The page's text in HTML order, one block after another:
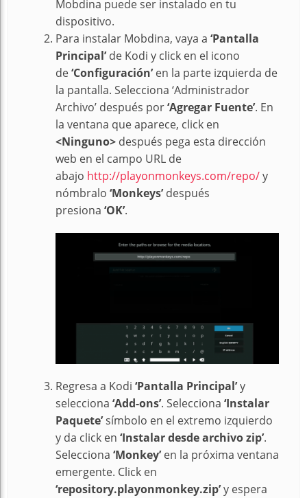
Mobdina puede ser instalado en tu
dispositivo.
Para instalar Mobdina, vaya a ‘Pantalla
Principal’de Kodi y click en el icono
de‘Configuración’en la parte izquierda de
la pantalla. Selecciona ‘Administrador
Archivo’ después por‘Agregar Fuente’. En
la ventana que aparece, click en
<Ninguno> después pega esta dirección
web en el campo URL de
abajo http://playonmonkeys.com/repo/y
nómbralo ‘Monkeys’después
presiona ‘OK’.
Regresa a Kodi ‘Pantalla Principal’y
selecciona ‘Add-ons’. Selecciona ‘Instalar
Paquete’símbolo en el extremo izquierdo
y da click en ‘Instalar desde archivo zip’.
Selecciona ‘Monkey’en la próxima ventana
emergente. Click en
‘repository.playonmonkey.zip’y espera